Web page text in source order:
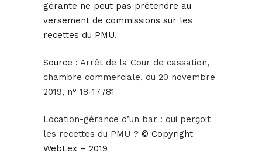
gérante ne peut pas prétendre au
versement de commissions sur les
recettes du PMU.
Source : Arrêt de la Cour de cassation,
chambre commerciale, du 20 novembre
2019, n° 18-17781
Location-gérance d’un bar : qui perçoit
les recettes du PMU ? © Copyright
WebLex – 2019